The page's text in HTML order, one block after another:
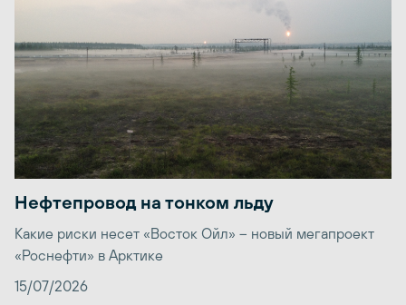
Нефтепровод на тонком льду
Какие риски несет «Восток Ойл» – новый мегапроект
«Роснефти» в Арктике
15/07/2026